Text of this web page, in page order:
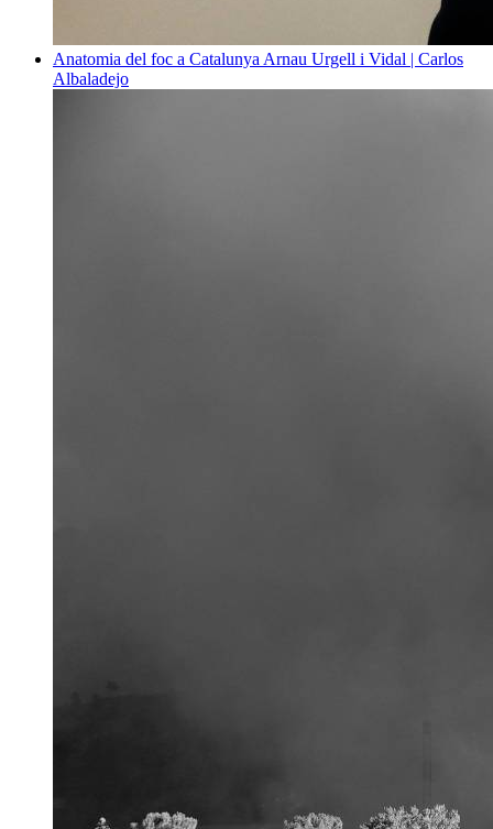
Anatomia del foc a Catalunya Arnau Urgell i Vidal | Carlos
Albaladejo